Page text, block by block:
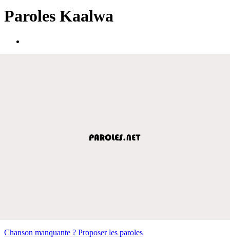
Paroles Kaalwa
Chanson manquante ? Proposer les paroles